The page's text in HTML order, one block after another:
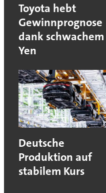
Toyota hebt
Gewinnprognose
dank schwachem
Yen
Deutsche
Produktion auf
stabilem Kurs